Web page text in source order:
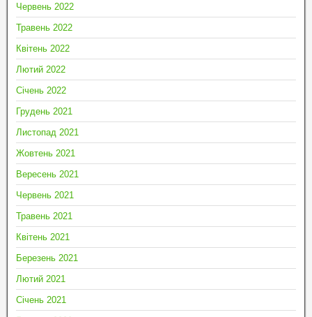
Червень 2022
Травень 2022
Квітень 2022
Лютий 2022
Січень 2022
Грудень 2021
Листопад 2021
Жовтень 2021
Вересень 2021
Червень 2021
Травень 2021
Квітень 2021
Березень 2021
Лютий 2021
Січень 2021